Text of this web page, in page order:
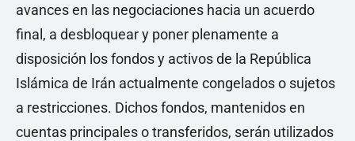
avances en las negociaciones hacia un acuerdo
final, a desbloquear y poner plenamente a
disposición los fondos y activos de la República
Islámica de Irán actualmente congelados o sujetos
a restricciones. Dichos fondos, mantenidos en
cuentas principales o transferidos, serán utilizados